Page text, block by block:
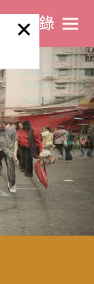
目​錄